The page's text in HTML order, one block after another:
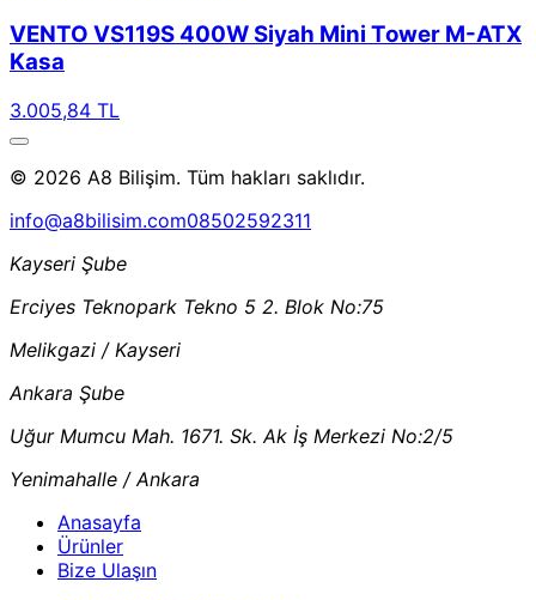
VENTO VS119S 400W Siyah Mini Tower M-ATX
Kasa
3.005,84 TL
© 2026 A8 Bilişim. Tüm hakları saklıdır.
info@a8bilisim.com08502592311
Kayseri Şube
Erciyes Teknopark Tekno 5 2. Blok No:75
Melikgazi / Kayseri
Ankara Şube
Uğur Mumcu Mah. 1671. Sk. Ak İş Merkezi No:2/5
Yenimahalle / Ankara
Anasayfa
Ürünler
Bize Ulaşın